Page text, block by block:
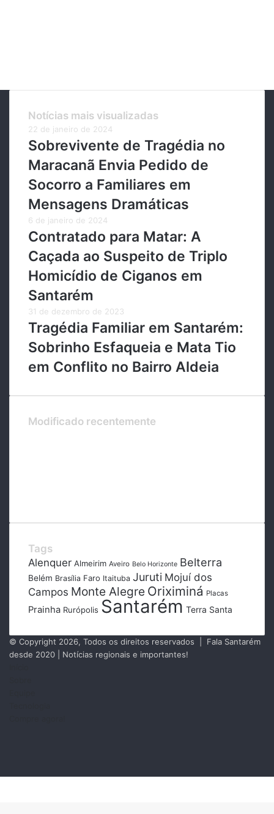
Notícias mais visualizadas
22 de janeiro de 2024
Sobrevivente de Tragédia no
Maracanã Envia Pedido de
Socorro a Familiares em
Mensagens Dramáticas
6 de janeiro de 2024
Contratado para Matar: A
Caçada ao Suspeito de Triplo
Homicídio de Ciganos em
Santarém
31 de dezembro de 2023
Tragédia Familiar em Santarém:
Sobrinho Esfaqueia e Mata Tio
em Conflito no Bairro Aldeia
Modificado recentemente
Tags
Alenquer Almeirim Aveiro Belo Horizonte Belterra
Belém Brasília Faro Itaituba Juruti Mojuí dos
Campos Monte Alegre Oriximiná Placas
Prainha Rurópolis Santarém Terra Santa
© Copyright 2026, Todos os direitos reservados | Fala Santarém
desde 2020 | Notícias regionais e importantes!